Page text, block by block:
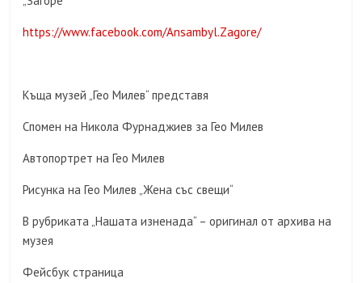
https://www.facebook.com/Ansambyl.Zagore/
Къща музей „Гео Милев“ представя
Спомен на Никола Фурнаджиев за Гео Милев
Автопортрет на Гео Милев
Рисунка на Гео Милев „Жена със свещи“
В рубриката „Нашата изненада“ – оригинал от архива на
музея
Фейсбук страница